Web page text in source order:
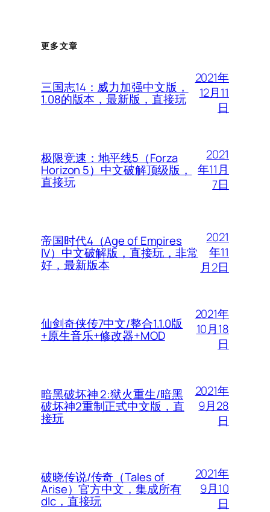
更多文章
三国志14：威力加强中文版，
1.08的版本，最新版，直接玩
2021年
12月11
日
极限竞速：地平线5（Forza
Horizon 5）中文破解顶级版，
直接玩
2021
年11月
7日
帝国时代4（Age of Empires
IV）中文破解版，直接玩，非常
好，最新版本
2021
年11
月2日
仙剑奇侠传7中文/整合1.1.0版
+原生音乐+修改器+MOD
2021年
10月18
日
暗黑破坏神 2:狱火重生/暗黑
破坏神2重制正式中文版，直
接玩
2021年
9月28
日
破晓传说/传奇（Tales of
Arise）官方中文，集成所有
dlc，直接玩
2021年
9月10
日